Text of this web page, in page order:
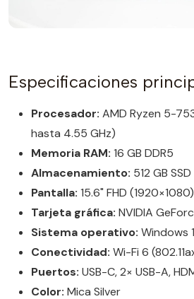
Especificaciones
Procesador: AMD Ryzen 5-
hasta 4.55 GHz)
Memoria RAM: 16 GB DDR5
Almacenamiento: 512 GB
Pantalla: 15.6" FHD
Tarjeta gráfica: NVIDIA
Sistema operativo: Windows
Conectividad: Wi-Fi 6
Puertos: USB-C, 2× USB-A,
Color: Mica Silver